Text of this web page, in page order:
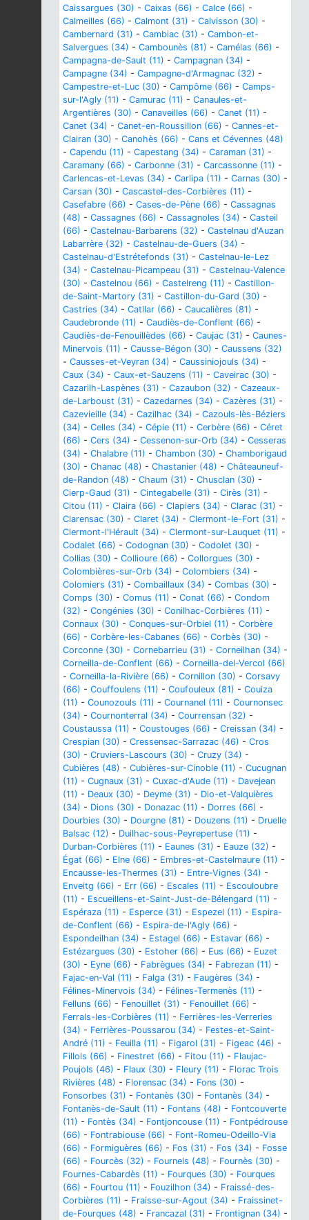
Caissargues (30) - Caixas (66) - Calce (66) -
Calmeilles (66) - Calmont (31) - Calvisson (30) -
Cambernard (31) - Cambiac (31) - Cambon-et-
Salvergues (34) - Cambounès (81) - Camélas (66) -
Campagna-de-Sault (11) - Campagnan (34) -
Campagne (34) - Campagne-d'Armagnac (32) -
Campestre-et-Luc (30) - Campôme (66) - Camps-
sur-l'Agly (11) - Camurac (11) - Canaules-et-
Argentières (30) - Canaveilles (66) - Canet (11) -
Canet (34) - Canet-en-Roussillon (66) - Cannes-et-
Clairan (30) - Canohès (66) - Cans et Cévennes (48)
- Capendu (11) - Capestang (34) - Caraman (31) -
Caramany (66) - Carbonne (31) - Carcassonne (11) -
Carlencas-et-Levas (34) - Carlipa (11) - Carnas (30) -
Carsan (30) - Cascastel-des-Corbières (11) -
Casefabre (66) - Cases-de-Pène (66) - Cassagnas
(48) - Cassagnes (66) - Cassagnoles (34) - Casteil
(66) - Castelnau-Barbarens (32) - Castelnau d'Auzan
Labarrère (32) - Castelnau-de-Guers (34) -
Castelnau-d'Estrétefonds (31) - Castelnau-le-Lez
(34) - Castelnau-Picampeau (31) - Castelnau-Valence
(30) - Castelnou (66) - Castelreng (11) - Castillon-
de-Saint-Martory (31) - Castillon-du-Gard (30) -
Castries (34) - Catllar (66) - Caucalières (81) -
Caudebronde (11) - Caudiès-de-Conflent (66) -
Caudiès-de-Fenouillèdes (66) - Caujac (31) - Caunes-
Minervois (11) - Causse-Bégon (30) - Caussens (32)
- Causses-et-Veyran (34) - Caussiniojouls (34) -
Caux (34) - Caux-et-Sauzens (11) - Caveirac (30) -
Cazarilh-Laspènes (31) - Cazaubon (32) - Cazeaux-
de-Larboust (31) - Cazedarnes (34) - Cazères (31) -
Cazevieille (34) - Cazilhac (34) - Cazouls-lès-Béziers
(34) - Celles (34) - Cépie (11) - Cerbère (66) - Céret
(66) - Cers (34) - Cessenon-sur-Orb (34) - Cesseras
(34) - Chalabre (11) - Chambon (30) - Chamborigaud
(30) - Chanac (48) - Chastanier (48) - Châteauneuf-
de-Randon (48) - Chaum (31) - Chusclan (30) -
Cierp-Gaud (31) - Cintegabelle (31) - Cirès (31) -
Citou (11) - Claira (66) - Clapiers (34) - Clarac (31) -
Clarensac (30) - Claret (34) - Clermont-le-Fort (31) -
Clermont-l'Hérault (34) - Clermont-sur-Lauquet (11) -
Codalet (66) - Codognan (30) - Codolet (30) -
Collias (30) - Collioure (66) - Collorgues (30) -
Colombières-sur-Orb (34) - Colombiers (34) -
Colomiers (31) - Combaillaux (34) - Combas (30) -
Comps (30) - Comus (11) - Conat (66) - Condom
(32) - Congénies (30) - Conilhac-Corbières (11) -
Connaux (30) - Conques-sur-Orbiel (11) - Corbère
(66) - Corbère-les-Cabanes (66) - Corbès (30) -
Corconne (30) - Cornebarrieu (31) - Corneilhan (34) -
Corneilla-de-Conflent (66) - Corneilla-del-Vercol (66)
- Corneilla-la-Rivière (66) - Cornillon (30) - Corsavy
(66) - Couffoulens (11) - Coufouleux (81) - Couiza
(11) - Counozouls (11) - Cournanel (11) - Cournonsec
(34) - Cournonterral (34) - Courrensan (32) -
Coustaussa (11) - Coustouges (66) - Creissan (34) -
Crespian (30) - Cressensac-Sarrazac (46) - Cros
(30) - Cruviers-Lascours (30) - Cruzy (34) -
Cubières (48) - Cubières-sur-Cinoble (11) - Cucugnan
(11) - Cugnaux (31) - Cuxac-d'Aude (11) - Davejean
(11) - Deaux (30) - Deyme (31) - Dio-et-Valquières
(34) - Dions (30) - Donazac (11) - Dorres (66) -
Dourbies (30) - Dourgne (81) - Douzens (11) - Druelle
Balsac (12) - Duilhac-sous-Peyrepertuse (11) -
Durban-Corbières (11) - Eaunes (31) - Eauze (32) -
Égat (66) - Elne (66) - Embres-et-Castelmaure (11) -
Encausse-les-Thermes (31) - Entre-Vignes (34) -
Enveitg (66) - Err (66) - Escales (11) - Escouloubre
(11) - Escueillens-et-Saint-Just-de-Bélengard (11) -
Espéraza (11) - Esperce (31) - Espezel (11) - Espira-
de-Conflent (66) - Espira-de-l'Agly (66) -
Espondeilhan (34) - Estagel (66) - Estavar (66) -
Estézargues (30) - Estoher (66) - Eus (66) - Euzet
(30) - Eyne (66) - Fabrègues (34) - Fabrezan (11) -
Fajac-en-Val (11) - Falga (31) - Faugères (34) -
Félines-Minervois (34) - Félines-Termenès (11) -
Felluns (66) - Fenouillet (31) - Fenouillet (66) -
Ferrals-les-Corbières (11) - Ferrières-les-Verreries
(34) - Ferrières-Poussarou (34) - Festes-et-Saint-
André (11) - Feuilla (11) - Figarol (31) - Figeac (46) -
Fillols (66) - Finestret (66) - Fitou (11) - Flaujac-
Poujols (46) - Flaux (30) - Fleury (11) - Florac Trois
Rivières (48) - Florensac (34) - Fons (30) -
Fonsorbes (31) - Fontanès (30) - Fontanès (34) -
Fontanès-de-Sault (11) - Fontans (48) - Fontcouverte
(11) - Fontès (34) - Fontjoncouse (11) - Fontpédrouse
(66) - Fontrabiouse (66) - Font-Romeu-Odeillo-Via
(66) - Formiguères (66) - Fos (31) - Fos (34) - Fosse
(66) - Fourcès (32) - Fournels (48) - Fournès (30) -
Fournes-Cabardès (11) - Fourques (30) - Fourques
(66) - Fourtou (11) - Fouzilhon (34) - Fraissé-des-
Corbières (11) - Fraisse-sur-Agout (34) - Fraissinet-
de-Fourques (48) - Francazal (31) - Frontignan (34) -